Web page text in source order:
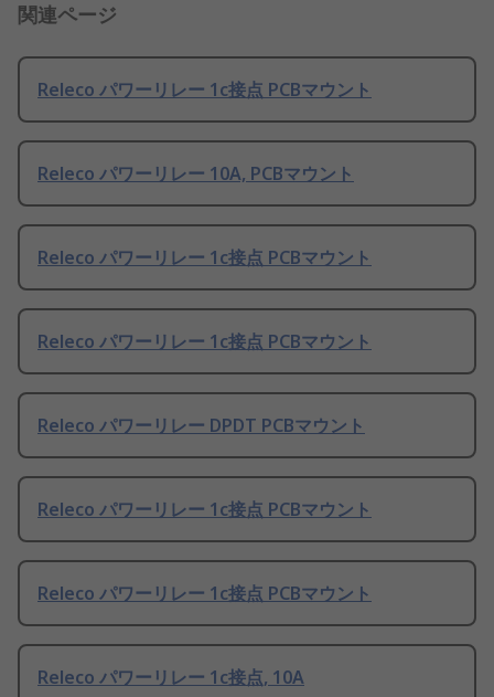
関連ページ
Releco パワーリレー 1c接点 PCBマウント
Releco パワーリレー 10A, PCBマウント
Releco パワーリレー 1c接点 PCBマウント
Releco パワーリレー 1c接点 PCBマウント
Releco パワーリレー DPDT PCBマウント
Releco パワーリレー 1c接点 PCBマウント
Releco パワーリレー 1c接点 PCBマウント
Releco パワーリレー 1c接点, 10A